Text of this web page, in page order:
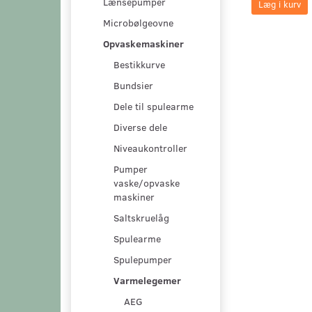
Microbølgeovne
Opvaskemaskiner
Bestikkurve
Bundsier
Dele til spulearme
Diverse dele
Niveaukontroller
Pumper
vaske/opvaske
maskiner
Saltskruelåg
Spulearme
Spulepumper
Varmelegemer
AEG
Læg i kurv